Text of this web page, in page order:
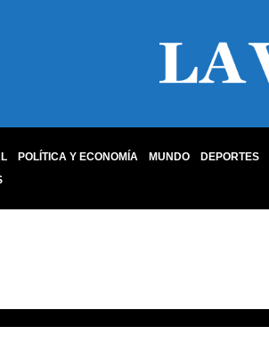
POLÍTICA Y ECONOMÍA MUNDO DEPORTES